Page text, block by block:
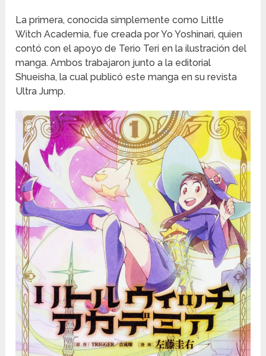
La primera, conocida simplemente como Little
Witch Academia, fue creada por Yo Yoshinari, quien
contó con el apoyo de Terio Teri en la ilustración del
manga. Ambos trabajaron junto a la editorial
Shueisha, la cual publicó este manga en su revista
Ultra Jump.